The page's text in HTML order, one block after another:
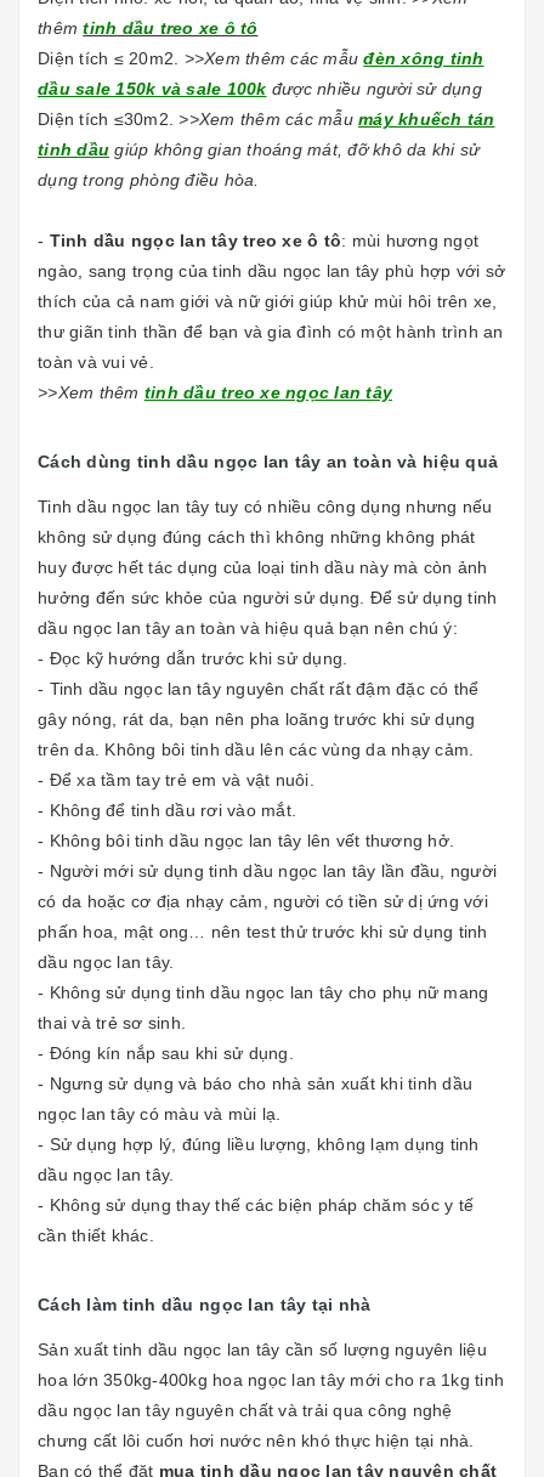
thêmtinh dầu treo xe ô tô
Diện tích ≤ 20m2. >>Xem thêm các mẫuđèn xông tinh
dầu sale 150k và sale 100k được nhiều người sử dụng
Diện tích ≤30m2. >>Xem thêm các mẫu máy khuếch tán
tinh dầu giúp không gian thoáng mát, đỡ khô da khi sử
dụng trong phòng điều hòa.
- Tinh dầu ngọc lan tây treo xe ô tô: mùi hương ngọt
ngào, sang trọng của tinh dầu ngọc lan tây phù hợp với sở
thích của cả nam giới và nữ giới giúp khử mùi hôi trên xe,
thư giãn tinh thần để bạn và gia đình có một hành trình an
toàn và vui vẻ.
>>Xem thêm tinh dầu treo xe ngọc lan tây
Cách dùng tinh dầu ngọc lan tây an toàn và hiệu quả
Tinh dầu ngọc lan tây tuy có nhiều công dụng nhưng nếu
không sử dụng đúng cách thì không những không phát
huy được hết tác dụng của loại tinh dầu này mà còn ảnh
hưởng đến sức khỏe của người sử dụng. Để sử dụng tinh
dầu ngọc lan tây an toàn và hiệu quả bạn nên chú ý:
- Đọc kỹ hướng dẫn trước khi sử dụng.
- Tinh dầu ngọc lan tây nguyên chất rất đậm đặc có thể
gây nóng, rát da, bạn nên pha loãng trước khi sử dụng
trên da. Không bôi tinh dầu lên các vùng da nhạy cảm.
- Để xa tầm tay trẻ em và vật nuôi.
- Không để tinh dầu rơi vào mắt.
- Không bôi tinh dầu ngọc lan tây lên vết thương hở.
- Người mới sử dụng tinh dầu ngọc lan tây lần đầu, người
có da hoặc cơ địa nhạy cảm, người có tiền sử dị ứng với
phấn hoa, mật ong… nên test thử trước khi sử dụng tinh
dầu ngọc lan tây.
- Không sử dụng tinh dầu ngọc lan tây cho phụ nữ mang
thai và trẻ sơ sinh.
- Đóng kín nắp sau khi sử dụng.
- Ngưng sử dụng và báo cho nhà sản xuất khi tinh dầu
ngọc lan tây có màu và mùi lạ.
- Sử dụng hợp lý, đúng liều lượng, không lạm dụng tinh
dầu ngọc lan tây.
- Không sử dụng thay thế các biện pháp chăm sóc y tế
cần thiết khác.
Cách làm tinh dầu ngọc lan tây tại nhà
Sản xuất tinh dầu ngọc lan tây cần số lượng nguyên liệu
hoa lớn 350kg-400kg hoa ngọc lan tây mới cho ra 1kg tinh
dầu ngọc lan tây nguyên chất và trải qua công nghệ
chưng cất lôi cuốn hơi nước nên khó thực hiện tại nhà.
Bạn có thể đặt mua tinh dầu ngọc lan tây nguyên chất